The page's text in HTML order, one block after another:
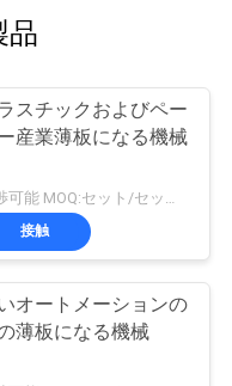
品
スチックおよびペー
産業薄板になる機械
交渉可能 MOQ:セット/セット1
接触
オートメーションの
薄板になる機械